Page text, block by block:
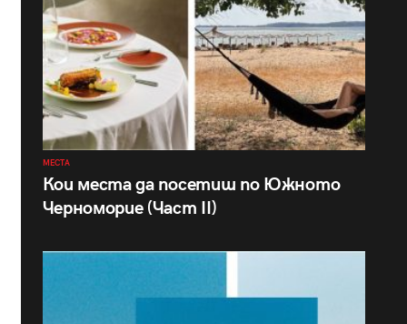
МЕСТА
Кои места да посетиш по Южното
Черноморие (Част II)